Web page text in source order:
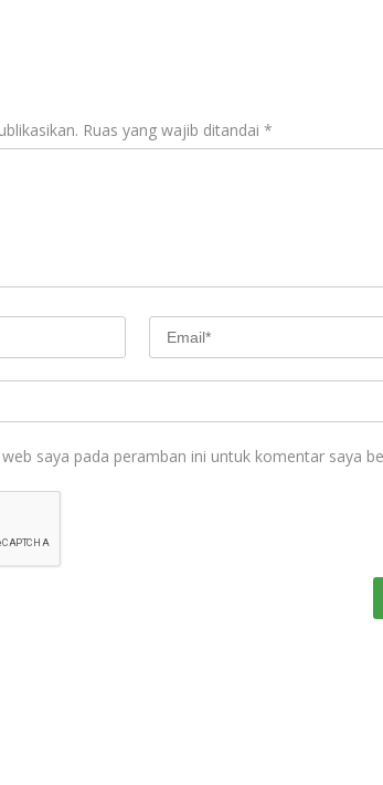
Ruas yang wajib ditandai *
saya pada peramban ini untuk komentar saya